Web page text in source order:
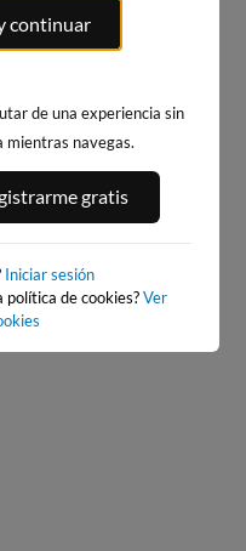
EL MASNOU
m CHOPI
continuar
de una experiencia sin
mientras navegas.
gratis
Iniciar sesión
política de cookies?Ver